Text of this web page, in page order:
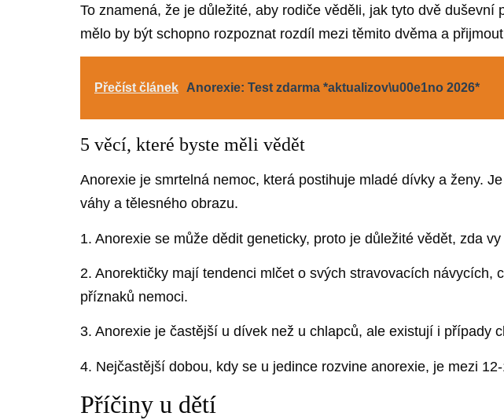
To znamená, že je důležité, aby rodiče věděli, jak tyto dvě
mělo by být schopno rozpoznat rozdíl mezi těmito dvěma a
Přečíst článek Anorexie: Test zdarma *aktualizov\u00e1no 2026*
5 věcí, které byste měli vědět
Anorexie je smrtelná nemoc, která postihuje mladé dívky a ženy.
váhy a tělesného obrazu.
1. Anorexie se může dědit geneticky, proto je důležité vědět, zda
2. Anorektičky mají tendenci mlčet o svých stravovacích
příznaků nemoci.
3. Anorexie je častější u dívek než u chlapců, ale existují i případy
4. Nejčastější dobou, kdy se u jedince rozvine anorexie, je mezi
Příčiny u dětí